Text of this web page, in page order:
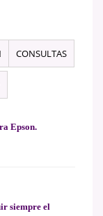
CONSULTAS
Epson.
siempre el